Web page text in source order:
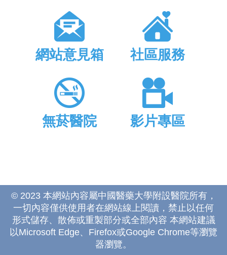
網站意見箱 社區服務
無菸醫院 影片專區
© 2023 本網站內容屬中國醫藥大學附設醫院所有，
一切內容僅供使用者在網站線上閱讀，禁止以任何
形式儲存、散佈或重製部分或全部內容 本網站建議
以Microsoft Edge、Firefox或Google Chrome等瀏覽
器瀏覽。